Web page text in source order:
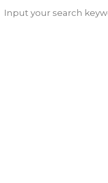
Input your search